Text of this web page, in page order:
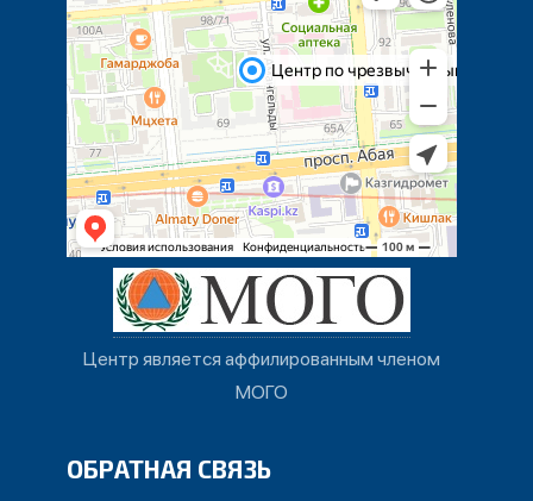
Центр является аффилированным членом
МОГО
ОБРАТНАЯ СВЯЗЬ